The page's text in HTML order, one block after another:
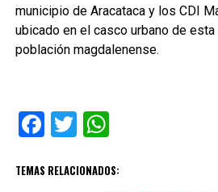
municipio de Aracataca y los CDI
ubicado en el casco urbano de
población magdalenense.
Facebook
TwitterWhatsApp
TEMAS RELACIONADOS: